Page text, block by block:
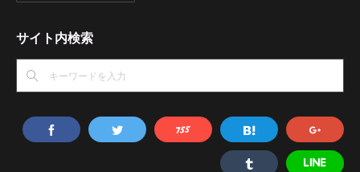
サイト内検索